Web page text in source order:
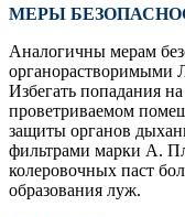
МЕРЫ
Аналогичны мерам
Избегать попадания
проветриваемом
защиты органов
фильтрами марки А.
колеровочных паст
образования луж.